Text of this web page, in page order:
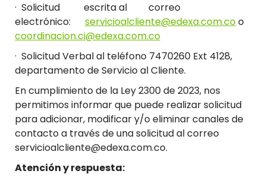
· Solicitud escrita al correo
electrónico: servicioalcliente@edexa.com.coo
coordinacion.ci@edexa.com.co
· Solicitud Verbal al teléfono 7470260 Ext 4128,
departamento de Servicio al Cliente.
En cumplimiento de la Ley 2300 de 2023, nos
permitimos informar que puede realizar solicitud
para adicionar, modificar y/o eliminar canales de
contacto a través de una solicitud al correo
servicioalcliente@edexa.com.co.
Atención y respuesta: